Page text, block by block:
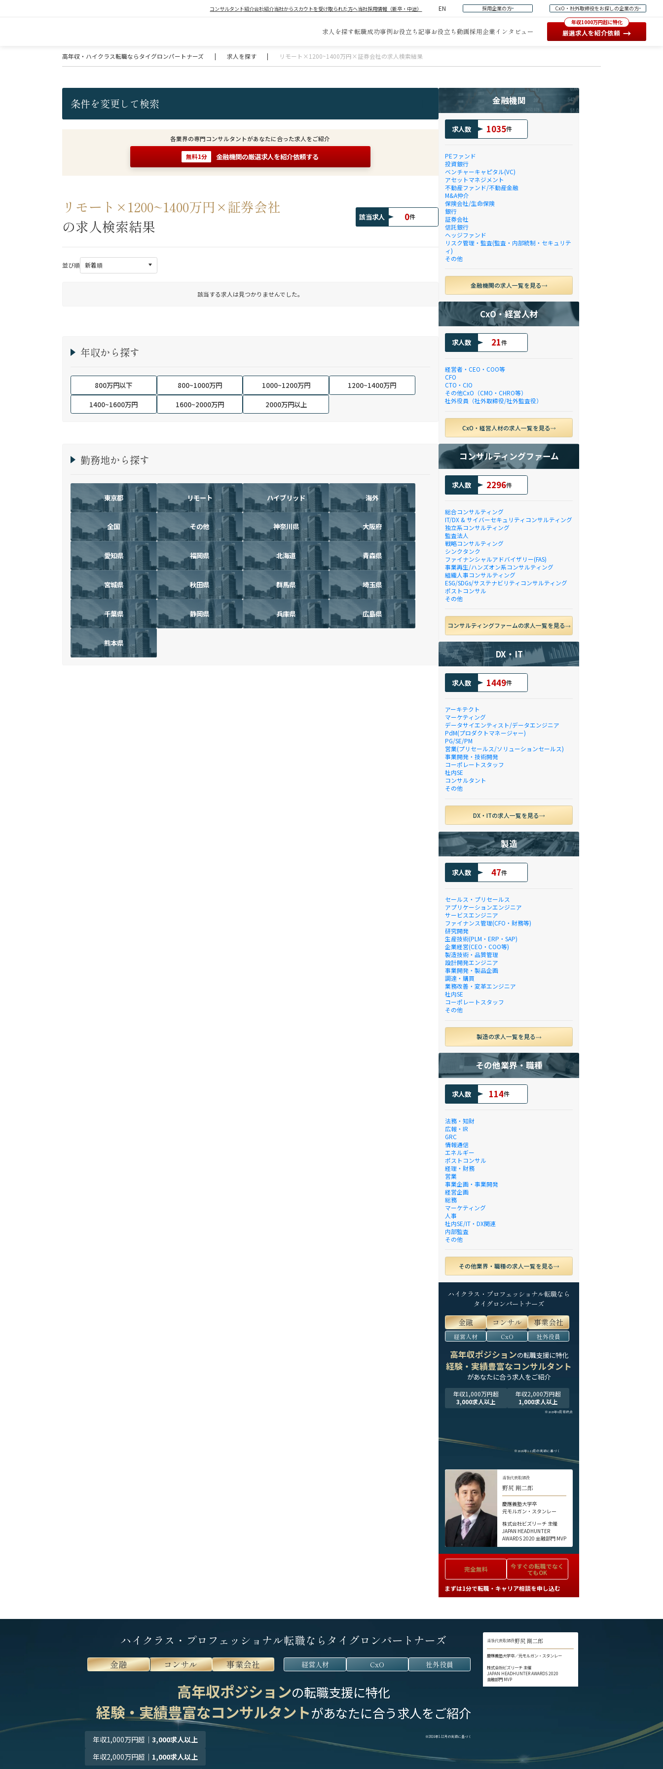
コンサルタント紹介会社紹介当社からスカウトを受け取られた方へ当社採用情報（新卒・中途） EN 採用企業の方 CxO・社外取締役をお探しの企業の方
求人を探す転職成功事例お役立ち記事お役立ち動画採用企業インタビュー
年収1000万円超に特化
厳選求人を紹介依頼 →
高年収・ハイクラス転職ならタイグロンパートナーズ | 求人を探す | リモート×1200~1400万円×証券会社の求人検索結果
条件を変更して検索
各業界の専門コンサルタントがあなたに合った求人をご紹介
無料1分 金融機関の厳選求人を紹介依頼する
リモート×1200~1400万円×証券会社
の求人検索結果
該当求人 0件
並び順
該当する求人は見つかりませんでした。
年収から探す
800万円以下 800~1000万円 1000~1200万円
1200~1400万円
1400~1600万円
1600~2000万円 2000万円以上
勤務地から探す
東京都 リモート ハイブリッド 海外
全国 その他 神奈川県 大阪府
愛知県 福岡県 北海道 青森県
宮城県 秋田県 群馬県 埼玉県
千葉県 静岡県 兵庫県 広島県
熊本県
金融機関
求人数 1035件
PEファンド
投資銀行
ベンチャーキャピタル(VC)
アセットマネジメント
不動産ファンド/不動産金融
M&A仲介
保険会社/生命保険
銀行
証券会社
信託銀行
ヘッジファンド
リスク管理・監査(監査・内部統制・セキュリテ
ィ)
その他
金融機関の求人一覧を見る
CxO・経営人材
求人数 21件
経営者・CEO・COO等
CFO
CTO・CIO
その他CxO（CMO・CHRO等）
社外役員（社外取締役/社外監査役）
CxO・経営人材の求人一覧を見る
コンサルティングファーム
求人数 2296件
総合コンサルティング
IT/DX & サイバーセキュリティコンサルティング
独立系コンサルティング
監査法人
戦略コンサルティング
シンクタンク
ファイナンシャルアドバイザリー(FAS)
事業再生/ハンズオン系コンサルティング
組織人事コンサルティング
ESG/SDGs/サステナビリティコンサルティング
ポストコンサル
その他
コンサルティングファームの求人一覧を見る
DX・IT
求人数 1449件
アーキテクト
マーケティング
データサイエンティスト/データエンジニア
PdM(プロダクトマネージャー)
PG/SE/PM
営業(プリセールス/ソリューションセールス)
事業開発・技術開発
コーポレートスタッフ
社内SE
コンサルタント
その他
DX・ITの求人一覧を見る
製造
求人数 47件
セールス・プリセールス
アプリケーションエンジニア
サービスエンジニア
ファイナンス管理(CFO・財務等)
研究開発
生産技術(PLM・ERP・SAP)
企業経営(CEO・COO等)
製造技術・品質管理
設計開発エンジニア
事業開発・製品企画
調達・購買
業務改善・変革エンジニア
社内SE
コーポレートスタッフ
その他
製造の求人一覧を見る
その他業界・職種
求人数 114件
法務・知財
広報・IR
GRC
情報通信
エネルギー
ポストコンサル
経理・財務
営業
事業企画・事業開発
経営企画
総務
マーケティング
人事
社内SE/IT・DX関連
内部監査
その他
その他業界・職種の求人一覧を見る
ハイクラス・プロフェッショナル転職なら
タイグロンパートナーズ
金融 コンサル 事業会社
経営人材 CxO 社外役員
高年収ポジションの転職支援に特化
経験・実績豊富なコンサルタント
があなたに合う求人をご紹介
年収1,000万円超
3,000求人以上
年収2,000万円超
1,000求人以上
※2025年9月末時点
※2024年1-12月の実績に基づく
当社代表取締役
野尻 剛二郎
慶應義塾大学卒
元モルガン・スタンレー
株式会社ビズリーチ 主催
JAPAN HEADHUNTER
AWARDS 2020 金融部門 MVP
完全無料 今すぐの転職でなく
てもOK
まずは1分で転職・キャリア相談を申し込む
ハイクラス・プロフェッショナル転職ならタイグロンパートナーズ
金融 コンサル 事業会社 経営人材 CxO 社外役員
高年収ポジションの転職支援に特化
経験・実績豊富なコンサルタントがあなたに合う求人をご紹介
年収1,000万円超 ｜3,000求人以上
年収2,000万円超 ｜ 1,000求人以上
※2024年1-12月の実績に基づく
当社代表取締役野尻 剛二郎
慶應義塾大学卒／元モルガン・スタンレー
株式会社ビズリーチ 主催
JAPAN HEADHUNTER AWARDS 2020
金融部門 MVP